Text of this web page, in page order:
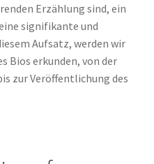
Erzählung sind, ein
signifikante und
Aufsatz, werden wir
Bios erkunden, von der
zur Veröffentlichung des